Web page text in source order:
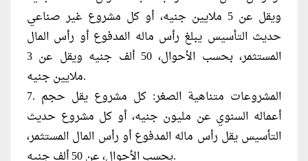
ويقل عن 5 ملايين جنيه، أو كل مشروع غير صناعي
حديث التأسيس يبلغ رأس ماله المدفوع أو رأس المال
المستثمر، بحسب الأحوال، 50 ألف جنيه ويقل عن 3
ملايين جنيه.
7. المشروعات متناهية الصغر: كل مشروع يقل حجم
أعماله السنوي عن مليون جنيه، أو كل مشروع حديث
التأسيس يقل رأس ماله المدفوع أو رأس المال المستثمر،
بحسب الأحوال، عن 50 ألف جنيه.